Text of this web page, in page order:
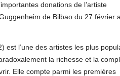
donations de l’artiste
de Bilbao du 27 février
est l’une des artistes les plus
la richesse et la
Elle compte parmi les premières